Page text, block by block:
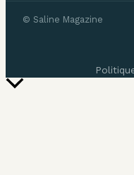
© Saline Magazine